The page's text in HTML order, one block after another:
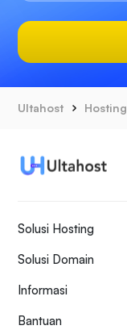
Ultahost Hosting
Solusi Hosting
Solusi Domain
Informasi
Bantuan